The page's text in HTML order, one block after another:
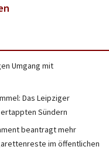
Umgang mit
Das Leipziger
Sündern
beantragt mehr
im öffentlichen